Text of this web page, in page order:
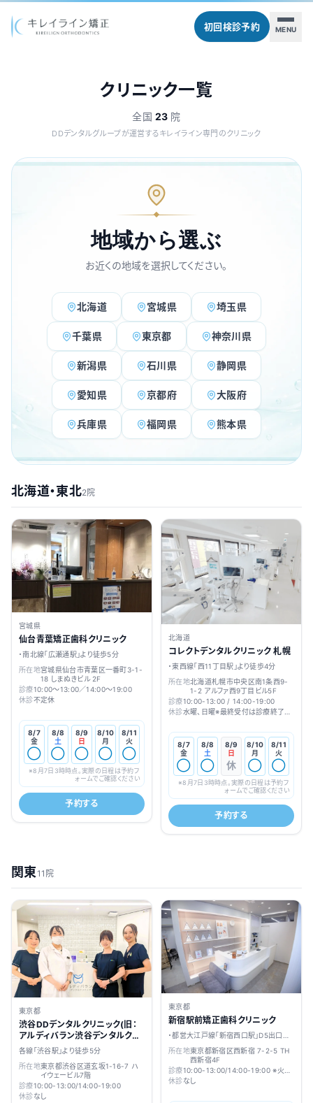
初回検診予約 MENU
クリニック一覧
全国 23 院
DDデンタルグループが運営するキレイライン専門のクリニック
地域から選ぶ
お近くの地域を選択してください。
北海道 宮城県 埼玉県
千葉県 東京都 神奈川県
新潟県 石川県 静岡県
愛知県 京都府 大阪府
兵庫県 福岡県 熊本県
北海道・東北2院
宮城県
仙台青葉矯正歯科クリニック
・南北線「広瀬通駅」より徒歩5分
所在地宮城県仙台市青葉区一番町3-1-
18 しまぬきビル 2F
診療10:00～13:00／14:00～19:00
休診不定休
8/7
金
◯
8/8
土
◯
8/9
日
◯
8/10
月
◯
8/11
火
◯
※8月7日3時時点。実際の日程は予約フ
ォームでご確認ください
予約する
北海道
コレクトデンタルクリニック 札幌
・東西線「西11丁目駅」より徒歩4分
所在地北海道札幌市中央区南1条西9-
1-2 アルファ西9丁目ビル5F
診療10:00-13:00 / 14:00-19:00
休診水曜、日曜※最終受付は診療終了の
8/7
金
◯
8/8
土
◯
8/9
日
休
8/10
月
◯
8/11
火
◯
※8月7日3時時点。実際の日程は予約フ
ォームでご確認ください
予約する
関東11院
東京都
渋谷DDデンタルクリニック(旧：
アルディバラン渋谷デンタルクリ
ニック)
各線「渋谷駅」より徒歩5分
所在地東京都渋谷区道玄坂1-16-7 ハ
イウェービル7階
診療10:00-13:00/14:00-19:00
休診なし
東京都
新宿駅前矯正歯科クリニック
・都営大江戸線「新宿西口駅」D5出口よ
り徒歩約1分
所在地東京都新宿区西新宿 7-2-5 TH
西新宿4F
診療10:00-13:00/14:00-19:00 ※火
曜・木曜は10:00-13:00/14:00-
休診なし